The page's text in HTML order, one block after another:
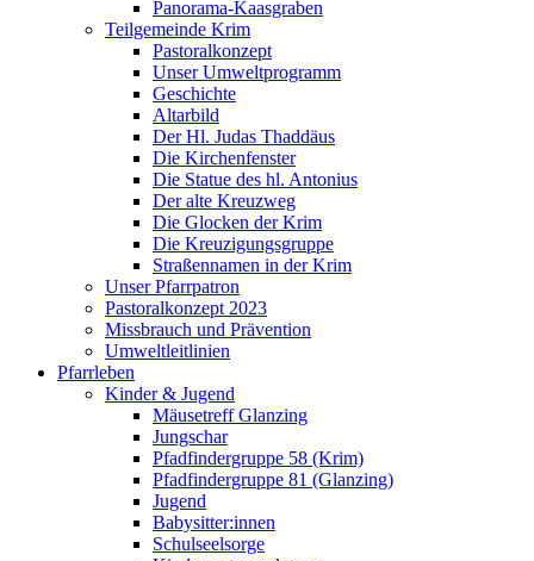
Panorama-Kaasgraben
Teilgemeinde Krim
Pastoralkonzept
Unser Umweltprogramm
Geschichte
Altarbild
Der Hl. Judas Thaddäus
Die Kirchenfenster
Die Statue des hl. Antonius
Der alte Kreuzweg
Die Glocken der Krim
Die Kreuzigungsgruppe
Straßennamen in der Krim
Unser Pfarrpatron
Pastoralkonzept 2023
Missbrauch und Prävention
Umweltleitlinien
Pfarrleben
Kinder & Jugend
Mäusetreff Glanzing
Jungschar
Pfadfindergruppe 58 (Krim)
Pfadfindergruppe 81 (Glanzing)
Jugend
Babysitter:innen
Schulseelsorge